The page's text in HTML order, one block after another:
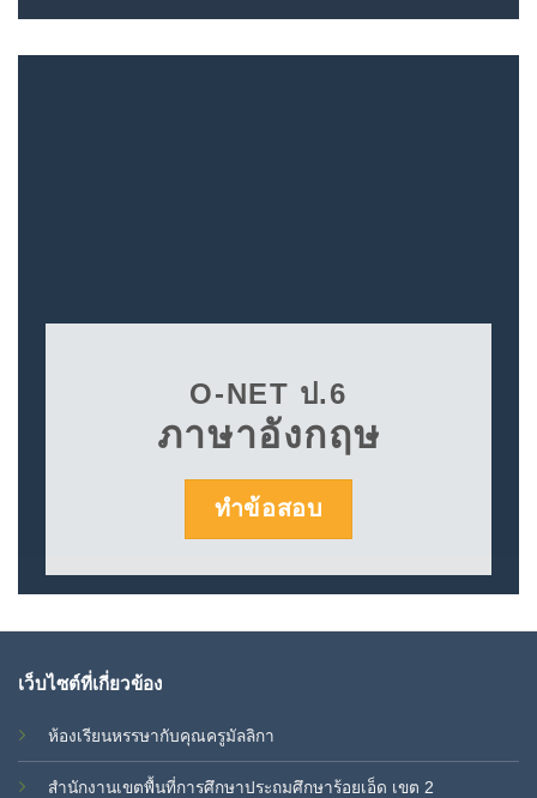
O-NET ป.6
ภาษาอังกฤษ
ทำข้อสอบ
เว็บไซต์ที่เกี่ยวข้อง
ห้องเรียนหรรษากับคุณครูมัลลิกา
สำนักงานเขตพื้นที่การศึกษาประถมศึกษาร้อยเอ็ด เขต 2